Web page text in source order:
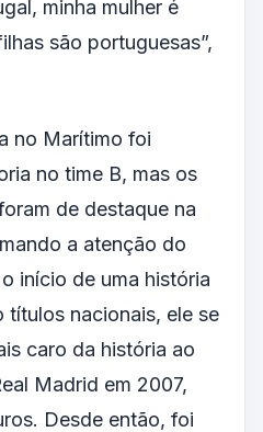
minha mulher é
são portuguesas”,
no Marítimo foi
no time B, mas os
de destaque na
a atenção do
início de uma história
nacionais, ele se
caro da história ao
Madrid em 2007,
Desde então, foi